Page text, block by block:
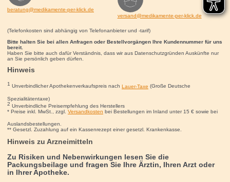
beratung@medikamente-per-klick.de
versand@medikamente-per-klick.de
(Telefonkosten sind abhängig von Telefonanbieter und -tarif)
Bitte halten Sie bei allen Anfragen oder Bestellvorgängen Ihre Kundennummer für uns
bereit.
Haben Sie bitte auch dafür Verständnis, dass wir aus Datenschutzgründen Auskünfte nur
an Sie persönlich geben dürfen.
Hinweis
1 Unverbindlicher Apothekenverkaufspreis nach Lauer-Taxe (Große Deutsche
Spezialitätentaxe)
2 Unverbindliche Preisempfehlung des Herstellers
* Preise inkl. MwSt., zzgl. Versandkosten bei Bestellungen im Inland unter 15 €sowie bei
Auslandsbestellungen.
** Gesetzl. Zuzahlung auf ein Kassenrezept einer gesetzl. Krankenkasse.
Hinweis zu Arzneimitteln
Zu Risiken und Nebenwirkungen lesen Sie die
Packungsbeilage und fragen Sie Ihre Ärztin, Ihren Arzt oder
in Ihrer Apotheke.